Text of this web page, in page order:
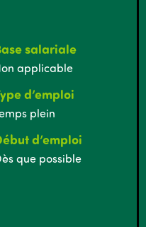
salariale
applicable
d’emploi
plein
d’emploi
que possible